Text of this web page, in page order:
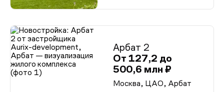
Арбат 2
От 127,2 до
500,6 млн ₽
Москва, ЦАО, Арбат